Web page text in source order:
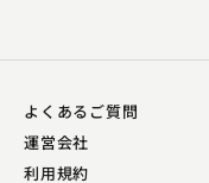
よくあるご質問
運営会社
利用規約